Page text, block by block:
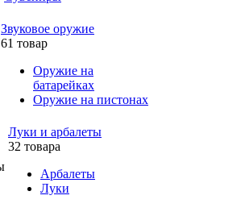
Звуковое оружие
61 товар
Оружие на
батарейках
Оружие на пистонах
Луки и арбалеты
32 товара
Арбалеты
Луки